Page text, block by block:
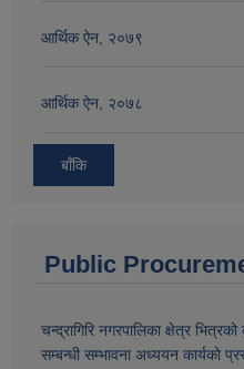
आर्थिक ऐन, २०७९
आर्थिक ऐन, २०७८
बाँकि
Public
चन्द्रागिरि नगरपालिका क्षेत्र
सम्बन्धी सम्भावना अध्ययन कार्यको